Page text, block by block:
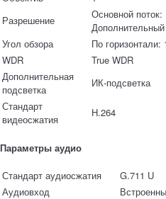
Разрешение
Основной
Угол обзора
По горизонтали:
WDR
True WDR
Дополнительная
подсветка
ИК-подсветка
Стандарт
видеосжатия
H.264
Параметры аудио
Стандарт аудиосжатия
G.711 U
Аудиовход